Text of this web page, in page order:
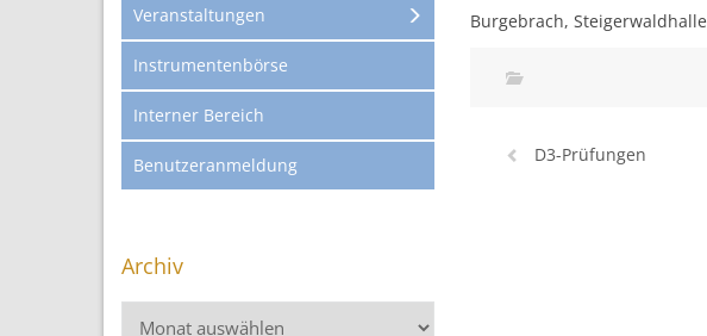
Veranstaltungen
Instrumentenbörse
Interner Bereich
Benutzeranmeldung
Archiv
Burgebrach, Steigerwaldhalle
D3-Prüfungen